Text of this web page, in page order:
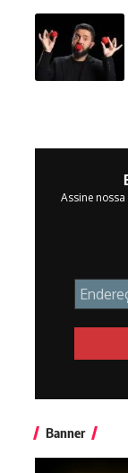
Assine
Banner